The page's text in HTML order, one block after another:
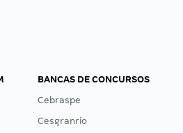
BANCAS DE CONCURSOS
Cebraspe
Cesgranrio